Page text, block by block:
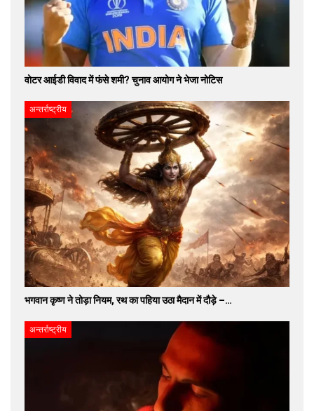
वोटर आईडी विवाद में फंसे शमी? चुनाव आयोग ने भेजा नोटिस
अन्तर्राष्ट्रीय
भगवान कृष्ण ने तोड़ा नियम, रथ का पहिया उठा मैदान में दौड़े –…
अन्तर्राष्ट्रीय